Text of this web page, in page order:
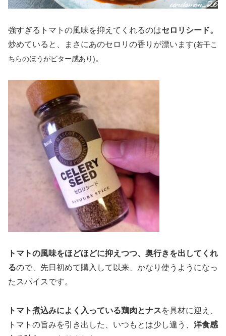
強すぎるトマトの風味を抑えてくれるのはセロリシード。
炒めていると、まさにあのセロリの香りが漂います(若干こ
ちらのほうがビター感あり)。
トマトの風味をほどほどに抑えつつ、奥行きを出してくれ
るので、先日初めて購入して以来、かなり使うようになっ
たスパイスです。
トマト煮込みによく入っている鶏肉とナスを具材に迎え、
トマトの旨みを引き出した、いつもとは少し違う、 洋食感